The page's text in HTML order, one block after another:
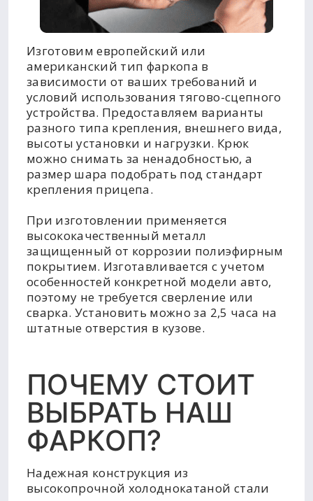
Изготовим европейский или
американский тип фаркопа в
зависимости от ваших требований и
условий использования тягово-сцепного
устройства. Предоставляем варианты
разного типа крепления, внешнего вида,
высоты установки и нагрузки. Крюк
можно снимать за ненадобностью, а
размер шара подобрать под стандарт
крепления прицепа.
При изготовлении применяется
высококачественный металл
защищенный от коррозии полиэфирным
покрытием. Изготавливается с учетом
особенностей конкретной модели авто,
поэтому не требуется сверление или
сварка. Установить можно за 2,5 часа на
штатные отверстия в кузове.
ПОЧЕМУ СТОИТ
ВЫБРАТЬ НАШ
ФАРКОП?
Надежная конструкция из
высокопрочной холоднокатаной стали